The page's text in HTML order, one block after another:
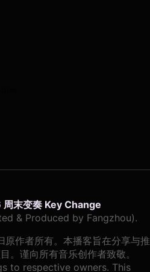
末变奏 Key Change
& Produced by Fangzhou).
原作者所有。本播客旨在分享与推
。谨向所有音乐创作者致敬。
to respective owners. This